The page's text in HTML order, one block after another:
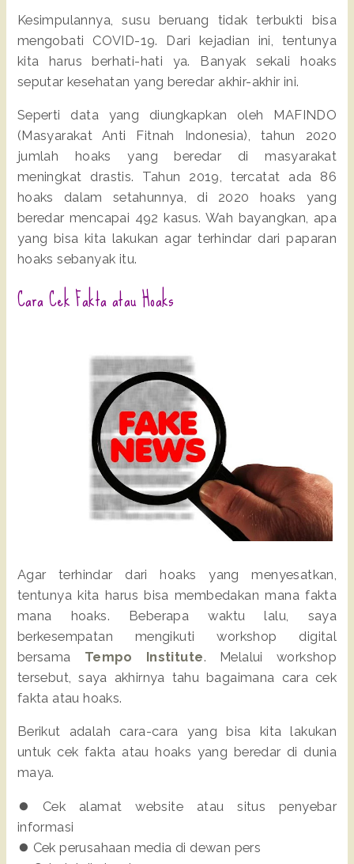
Kesimpulannya, susu beruang tidak terbukti bisa
mengobati COVID-19. Dari kejadian ini, tentunya
kita harus berhati-hati ya. Banyak sekali hoaks
seputar kesehatan yang beredar akhir-akhir ini.
Seperti data yang diungkapkan oleh MAFINDO
(Masyarakat Anti Fitnah Indonesia), tahun 2020
jumlah hoaks yang beredar di masyarakat
meningkat drastis. Tahun 2019, tercatat ada 86
hoaks dalam setahunnya, di 2020 hoaks yang
beredar mencapai 492 kasus. Wah bayangkan, apa
yang bisa kita lakukan agar terhindar dari paparan
hoaks sebanyak itu.
Cara Cek Fakta atau Hoaks
Agar terhindar dari hoaks yang menyesatkan,
tentunya kita harus bisa membedakan mana fakta
mana hoaks. Beberapa waktu lalu, saya
berkesempatan mengikuti workshop digital
bersama Tempo Institute. Melalui workshop
tersebut, saya akhirnya tahu bagaimana cara cek
fakta atau hoaks.
Berikut adalah cara-cara yang bisa kita lakukan
untuk cek fakta atau hoaks yang beredar di dunia
maya.
⏺️ Cek alamat website atau situs penyebar
informasi
⏺️ Cek perusahaan media di dewan pers